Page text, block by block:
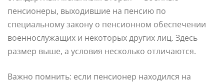
пенсионеры, выходившие на пенсию по
специальному закону о пенсионном обеспечении
военнослужащих и некоторых других лиц. Здесь
размер выше, а условия несколько отличаются.
Важно помнить: если пенсионер находился на